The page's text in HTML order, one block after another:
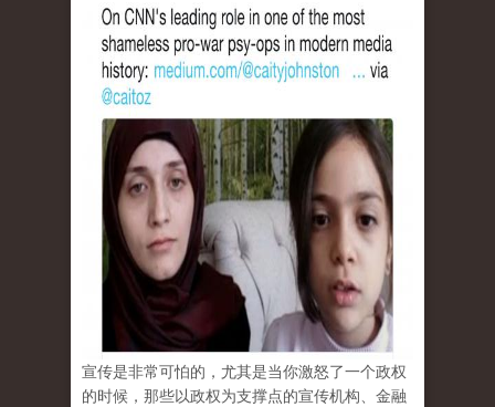
宣传是非常可怕的，尤其是当你激怒了一个政权
的时候，那些以政权为支撑点的宣传机构、金融